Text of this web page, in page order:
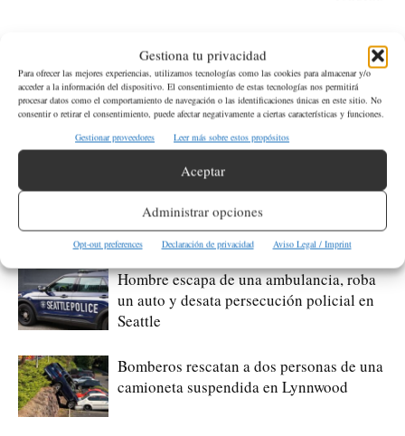
Gestiona tu privacidad
Para ofrecer las mejores experiencias, utilizamos tecnologías como las cookies para almacenar y/o
acceder a la información del dispositivo. El consentimiento de estas tecnologías nos permitirá
procesar datos como el comportamiento de navegación o las identificaciones únicas en este sitio. No
consentir o retirar el consentimiento, puede afectar negativamente a ciertas características y funciones.
Gestionar proveedores
Leer más sobre estos propósitos
Aceptar
Administrar opciones
Opt-out preferences Declaración de privacidad Aviso Legal / Imprint
Artículos relacionados Más del autor
Policía de Tacoma rescata a más de 30
gatos de un barco abandonado
Hombre de Renton es acusado de matar
intencionalmente a compañero de trabajo
en Issaquah
Hombre escapa de una ambulancia, roba
un auto y desata persecución policial en
Seattle
Bomberos rescatan a dos personas de una
camioneta suspendida en Lynnwood